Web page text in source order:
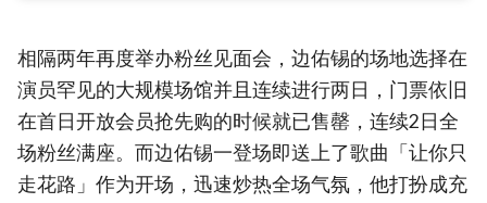
相隔两年再度举办粉丝见面会，边佑锡的场地选择在
演员罕见的大规模场馆并且连续进行两日，门票依旧
在首日开放会员抢先购的时候就已售罄，连续2日全
场粉丝满座。而边佑锡一登场即送上了歌曲「让你只
走花路」作为开场，迅速炒热全场气氛，他打扮成充